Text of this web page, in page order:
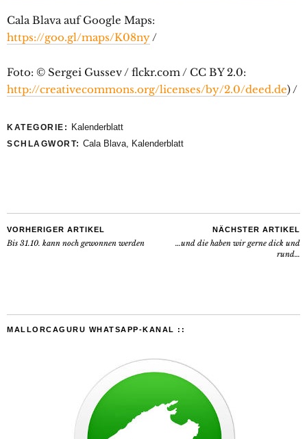
Cala Blava auf Google Maps:
https://goo.gl/maps/K08ny/
Foto: © Sergei Gussev / flckr.com / CC BY 2.0:
http://creativecommons.org/licenses/by/2.0/deed.de) /
KATEGORIE: Kalenderblatt
SCHLAGWORT: Cala Blava, Kalenderblatt
VORHERIGER ARTIKEL
Bis 31.10. kann noch gewonnen werden
NÄCHSTER ARTIKEL
…und die haben wir gerne dick und
rund…
MALLORCAGURU WHATSAPP-KANAL ::